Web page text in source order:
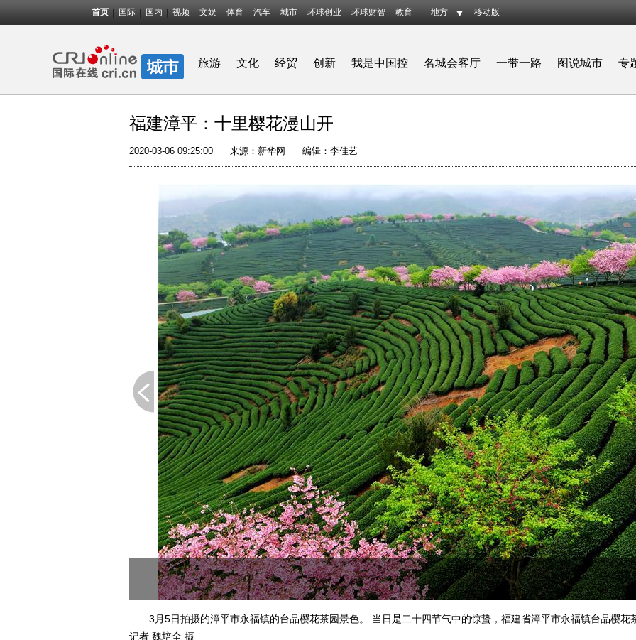
首页 国际 国内 视频 文娱 体育 汽车 城市 环球创业 环球财智 教育 地方 移动版
旅游 文化 经贸 创新 我是中国控 名城会客厅 一带一路 图说城市 专
福建漳平：十里樱花漫山开
2020-03-06 09:25:00 来源： 新华网 编辑：李佳艺
点击图片进入下一页
下一页
3月5日拍摄的漳平市永福镇的台品樱花茶园景色。 当日是二十四节气中的惊蛰，福建省漳平市永福镇台品樱花
记者 魏培全 摄